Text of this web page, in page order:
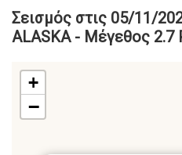
Σεισμός στις 05/11/
ALASKA - Μέγεθος 2.7
+
−